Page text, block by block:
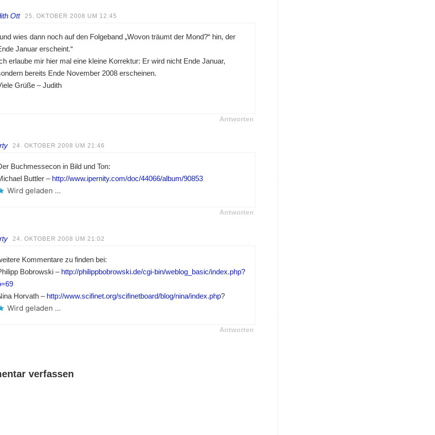
Ott 25. OKTOBER 2008 UM 12:45
wies dann noch auf den Folgeband „Wovon träumt der Mond?“ hin, der
Januar erscheint.“
erlaube mir hier mal eine kleine Korrektur: Er wird nicht Ende Januar,
bereits Ende November 2008 erscheinen.
Grüße – Judith
Antworten
24. OKTOBER 2008 UM 21:46
Buchmessecon in Bild und Ton:
Buttler – http://www.ipernity.com/doc/44066/album/90853
Wird geladen …
Antworten
24. OKTOBER 2008 UM 21:02
Kommentare zu finden bei:
Bobrowski – http://philippbobrowski.de/cgi-bin/weblog_basic/index.php?
Horvath – http://www.scifinet.org/scifinetboard/blog/nina/index.php?
Wird geladen …
Antworten
verfassen